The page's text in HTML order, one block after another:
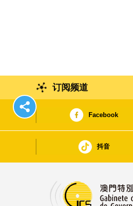
订阅频道
Facebook
抖音